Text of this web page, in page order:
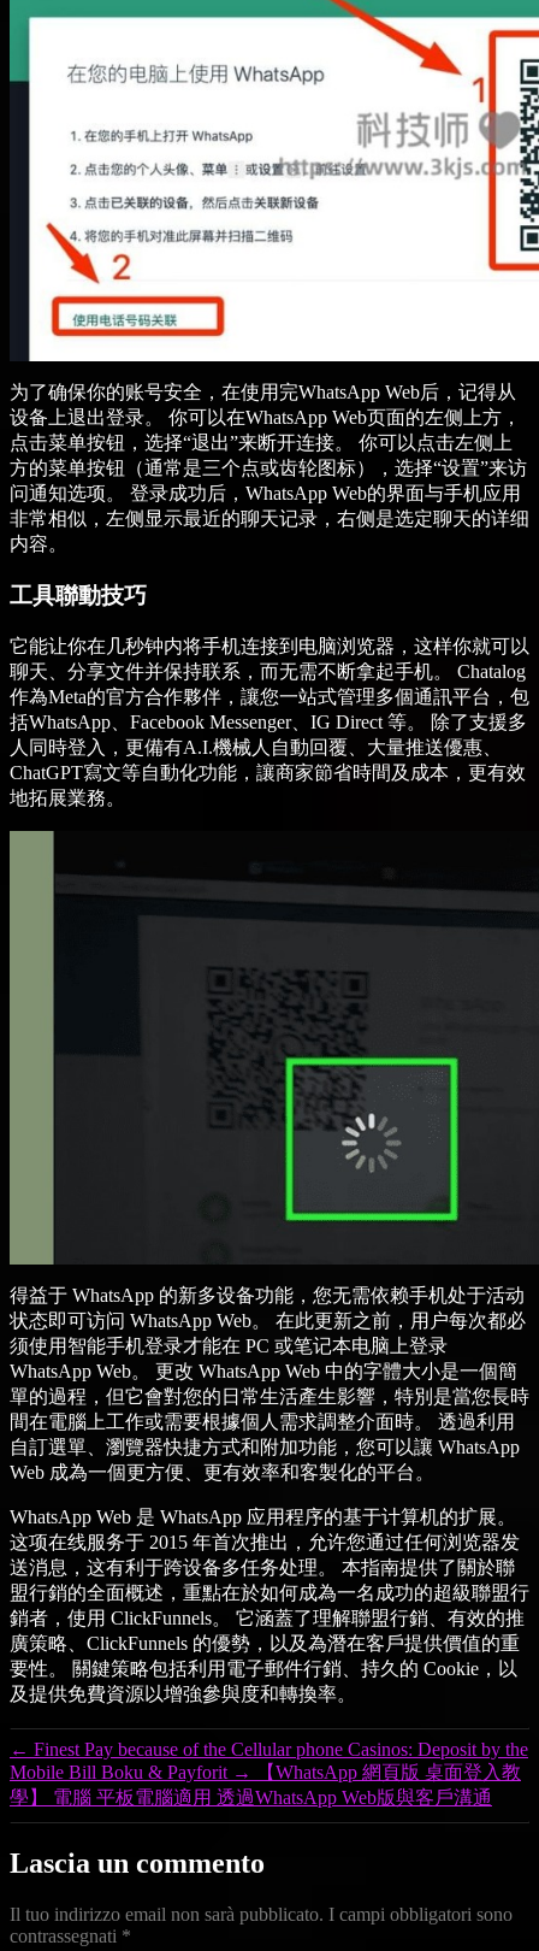
为了确保你的账号安全，在使用完WhatsApp Web后，记得从
设备上退出登录。 你可以在WhatsApp Web页面的左侧上方，
点击菜单按钮，选择“退出”来断开连接。 你可以点击左侧上
方的菜单按钮（通常是三个点或齿轮图标），选择“设置”来访
问通知选项。 登录成功后，WhatsApp Web的界面与手机应用
非常相似，左侧显示最近的聊天记录，右侧是选定聊天的详细
内容。
工具聯動技巧
它能让你在几秒钟内将手机连接到电脑浏览器，这样你就可以
聊天、分享文件并保持联系，而无需不断拿起手机。 Chatalog
作為Meta的官方合作夥伴，讓您一站式管理多個通訊平台，包
括WhatsApp、Facebook Messenger、IG Direct 等。 除了支援多
人同時登入，更備有A.I.機械人自動回覆、大量推送優惠、
ChatGPT寫文等自動化功能，讓商家節省時間及成本，更有效
地拓展業務。
得益于 WhatsApp 的新多设备功能，您无需依赖手机处于活动
状态即可访问 WhatsApp Web。 在此更新之前，用户每次都必
须使用智能手机登录才能在 PC 或笔记本电脑上登录
WhatsApp Web。 更改 WhatsApp Web 中的字體大小是一個簡
單的過程，但它會對您的日常生活產生影響，特別是當您長時
間在電腦上工作或需要根據個人需求調整介面時。 透過利用
自訂選單、瀏覽器快捷方式和附加功能，您可以讓 WhatsApp
Web 成為一個更方便、更有效率和客製化的平台。
WhatsApp Web 是 WhatsApp 应用程序的基于计算机的扩展。
这项在线服务于 2015 年首次推出，允许您通过任何浏览器发
送消息，这有利于跨设备多任务处理。 本指南提供了關於聯
盟行銷的全面概述，重點在於如何成為一名成功的超級聯盟行
銷者，使用 ClickFunnels。 它涵蓋了理解聯盟行銷、有效的推
廣策略、ClickFunnels 的優勢，以及為潛在客戶提供價值的重
要性。 關鍵策略包括利用電子郵件行銷、持久的 Cookie，以
及提供免費資源以增強參與度和轉換率。
← Finest Pay because of the Cellular phone Casinos: Deposit by the
Mobile Bill Boku & Payforit →
【WhatsApp 網頁版 桌面登入教
學】 電腦 平板電腦適用 透過WhatsApp Web版與客戶溝通
Lascia un commento
Il tuo indirizzo email non sarà pubblicato. I campi obbligatori sono
contrassegnati *